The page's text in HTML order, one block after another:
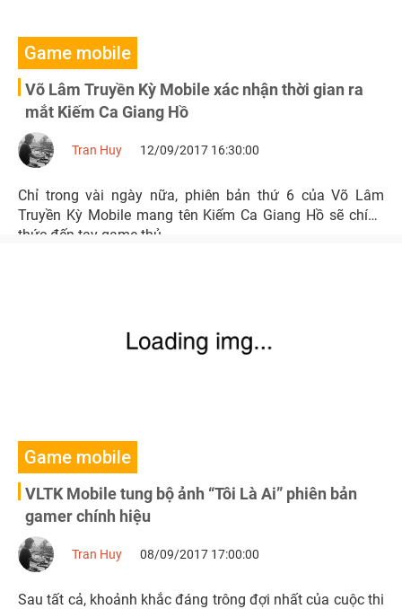
Game mobile
Võ Lâm Truyền Kỳ Mobile xác nhận thời gian ra
mắt Kiếm Ca Giang Hồ
Tran Huy 12/09/2017 16:30:00
Chỉ trong vài ngày nữa, phiên bản thứ 6 của Võ Lâm
Truyền Kỳ Mobile mang tên Kiếm Ca Giang Hồ sẽ chính
thức đến tay game thủ.
Game mobile
VLTK Mobile tung bộ ảnh “Tôi Là Ai” phiên bản
gamer chính hiệu
Tran Huy 08/09/2017 17:00:00
Sau tất cả, khoảnh khắc đáng trông đợi nhất của cuộc thi